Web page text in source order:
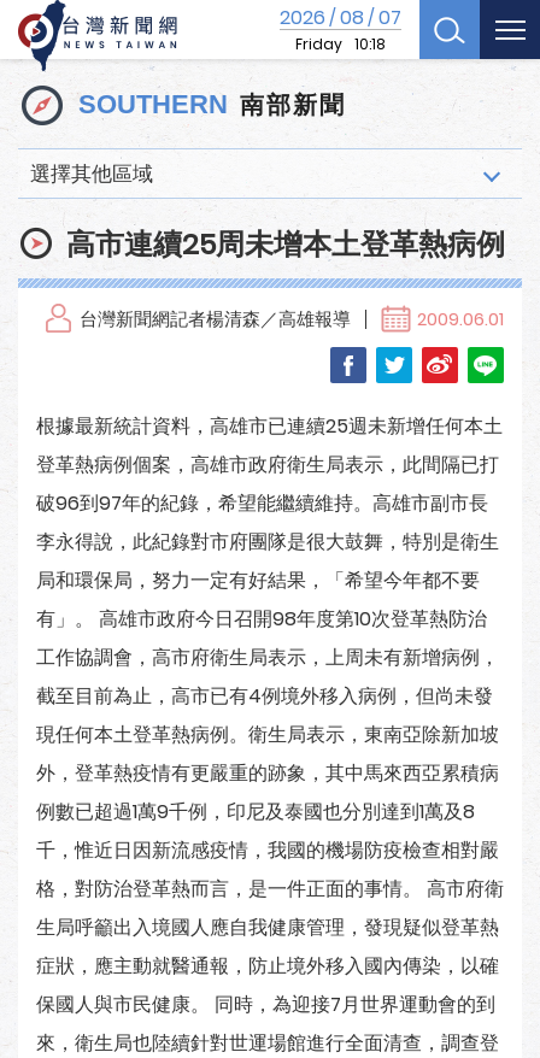
2026/08/07
Friday 10:18
SOUTHERN 南部新聞
選擇其他區域
高市連續25周未增本土登革熱病例
台灣新聞網記者楊清森／高雄報導 2009.06.01
根據最新統計資料，高雄市已連續25週未新增任何本土
登革熱病例個案，高雄市政府衛生局表示，此間隔已打
破96到97年的紀錄，希望能繼續維持。高雄市副市長
李永得說，此紀錄對市府團隊是很大鼓舞，特別是衛生
局和環保局，努力一定有好結果，「希望今年都不要
有」。 高雄市政府今日召開98年度第10次登革熱防治
工作協調會，高市府衛生局表示，上周未有新增病例，
截至目前為止，高市已有4例境外移入病例，但尚未發
現任何本土登革熱病例。衛生局表示，東南亞除新加坡
外，登革熱疫情有更嚴重的跡象，其中馬來西亞累積病
例數已超過1萬9千例，印尼及泰國也分別達到1萬及8
千，惟近日因新流感疫情，我國的機場防疫檢查相對嚴
格，對防治登革熱而言，是一件正面的事情。 高市府衛
生局呼籲出入境國人應自我健康管理，發現疑似登革熱
症狀，應主動就醫通報，防止境外移入國內傳染，以確
保國人與市民健康。 同時，為迎接7月世界運動會的到
來，衛生局也陸續針對世運場館進行全面清查，調查登